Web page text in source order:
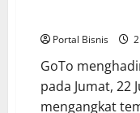
Portal Bisnis
GoTo
pada Jumat, 22
mengangkat